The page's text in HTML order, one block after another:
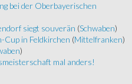
bei der Oberbayerischen
siegt souverän (Schwaben)
Cup in Feldkirchen (Mittelfranken)
)
mal anders!